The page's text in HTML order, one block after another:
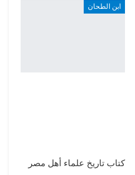
ابن الطحان
كتاب تاريخ علماء أهل مصر